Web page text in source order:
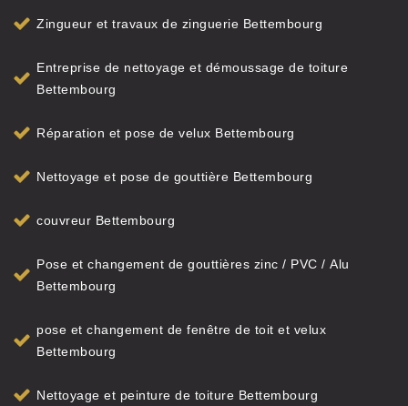
Zingueur et travaux de zinguerie Bettembourg
Entreprise de nettoyage et démoussage de toiture
Bettembourg
Réparation et pose de velux Bettembourg
Nettoyage et pose de gouttière Bettembourg
couvreur Bettembourg
Pose et changement de gouttières zinc / PVC / Alu
Bettembourg
pose et changement de fenêtre de toit et velux
Bettembourg
Nettoyage et peinture de toiture Bettembourg